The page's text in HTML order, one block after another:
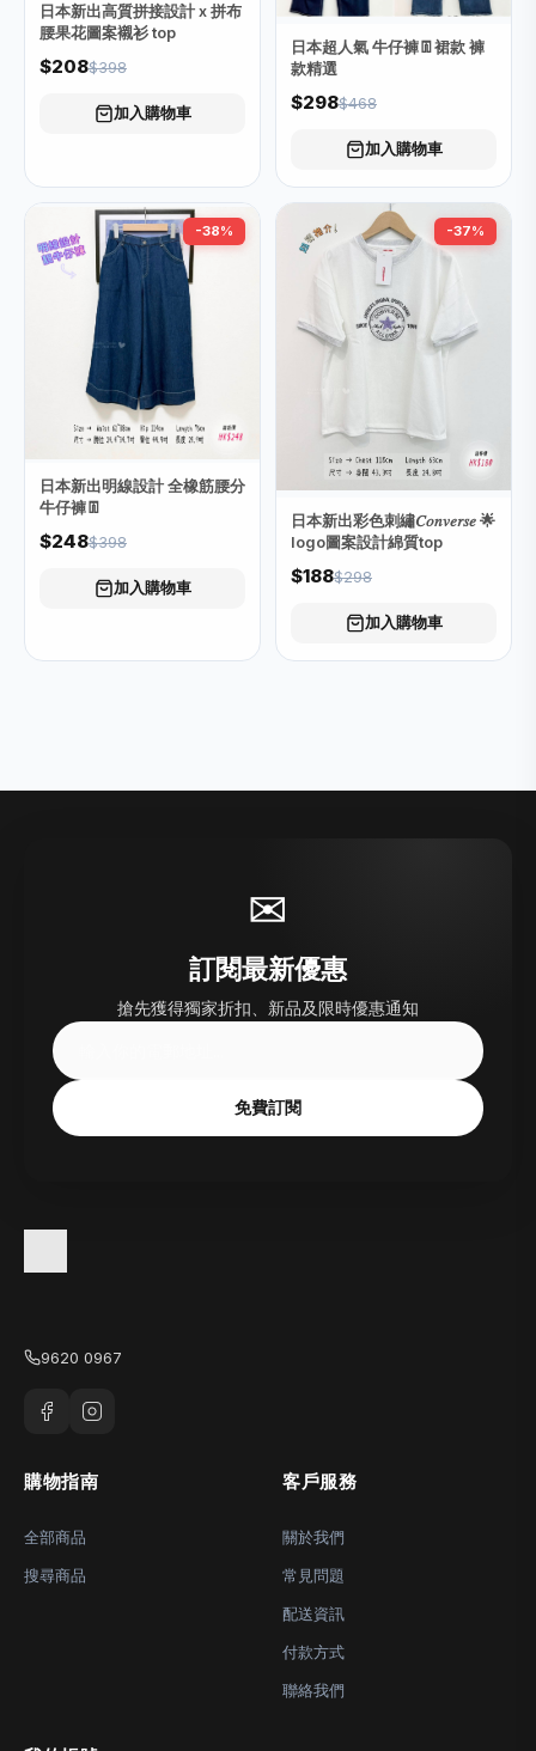
日本新出高質拼接設計 x 拼布
腰果花圖案襯衫 top
$208$398
加入購物車
日本超人氣 牛仔褲👖裙款 褲
款精選
$298$468
加入購物車
-38%
日本新出明線設計 全橡筋腰分
牛仔褲👖
$248$398
加入購物車
-37%
日本新出彩色刺繡𝐶𝑜𝑛𝑣𝑒𝑟𝑠𝑒 🌟
logo圖案設計綿質top
$188$298
加入購物車
✉
訂閱最新優惠
搶先獲得獨家折扣、新品及限時優惠通知
免費訂閱
9620 0967
購物指南
全部商品
搜尋商品
客戶服務
關於我們
常見問題
配送資訊
付款方式
聯絡我們